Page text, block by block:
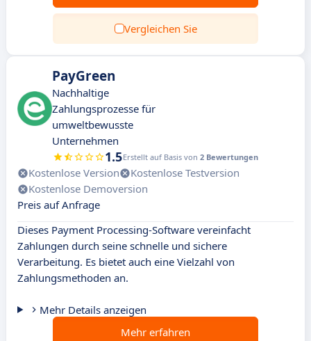
Vergleichen Sie
PayGreen
Nachhaltige
Zahlungsprozesse für
umweltbewusste
Unternehmen
1.5Erstellt auf Basis von 2 Bewertungen
Kostenlose Version
Kostenlose Testversion
Kostenlose Demoversion
Preis auf Anfrage
Dieses Payment Processing-Software vereinfacht
Zahlungen durch seine schnelle und sichere
Verarbeitung. Es bietet auch eine Vielzahl von
Zahlungsmethoden an.
Mehr Details anzeigen
Mehr erfahren